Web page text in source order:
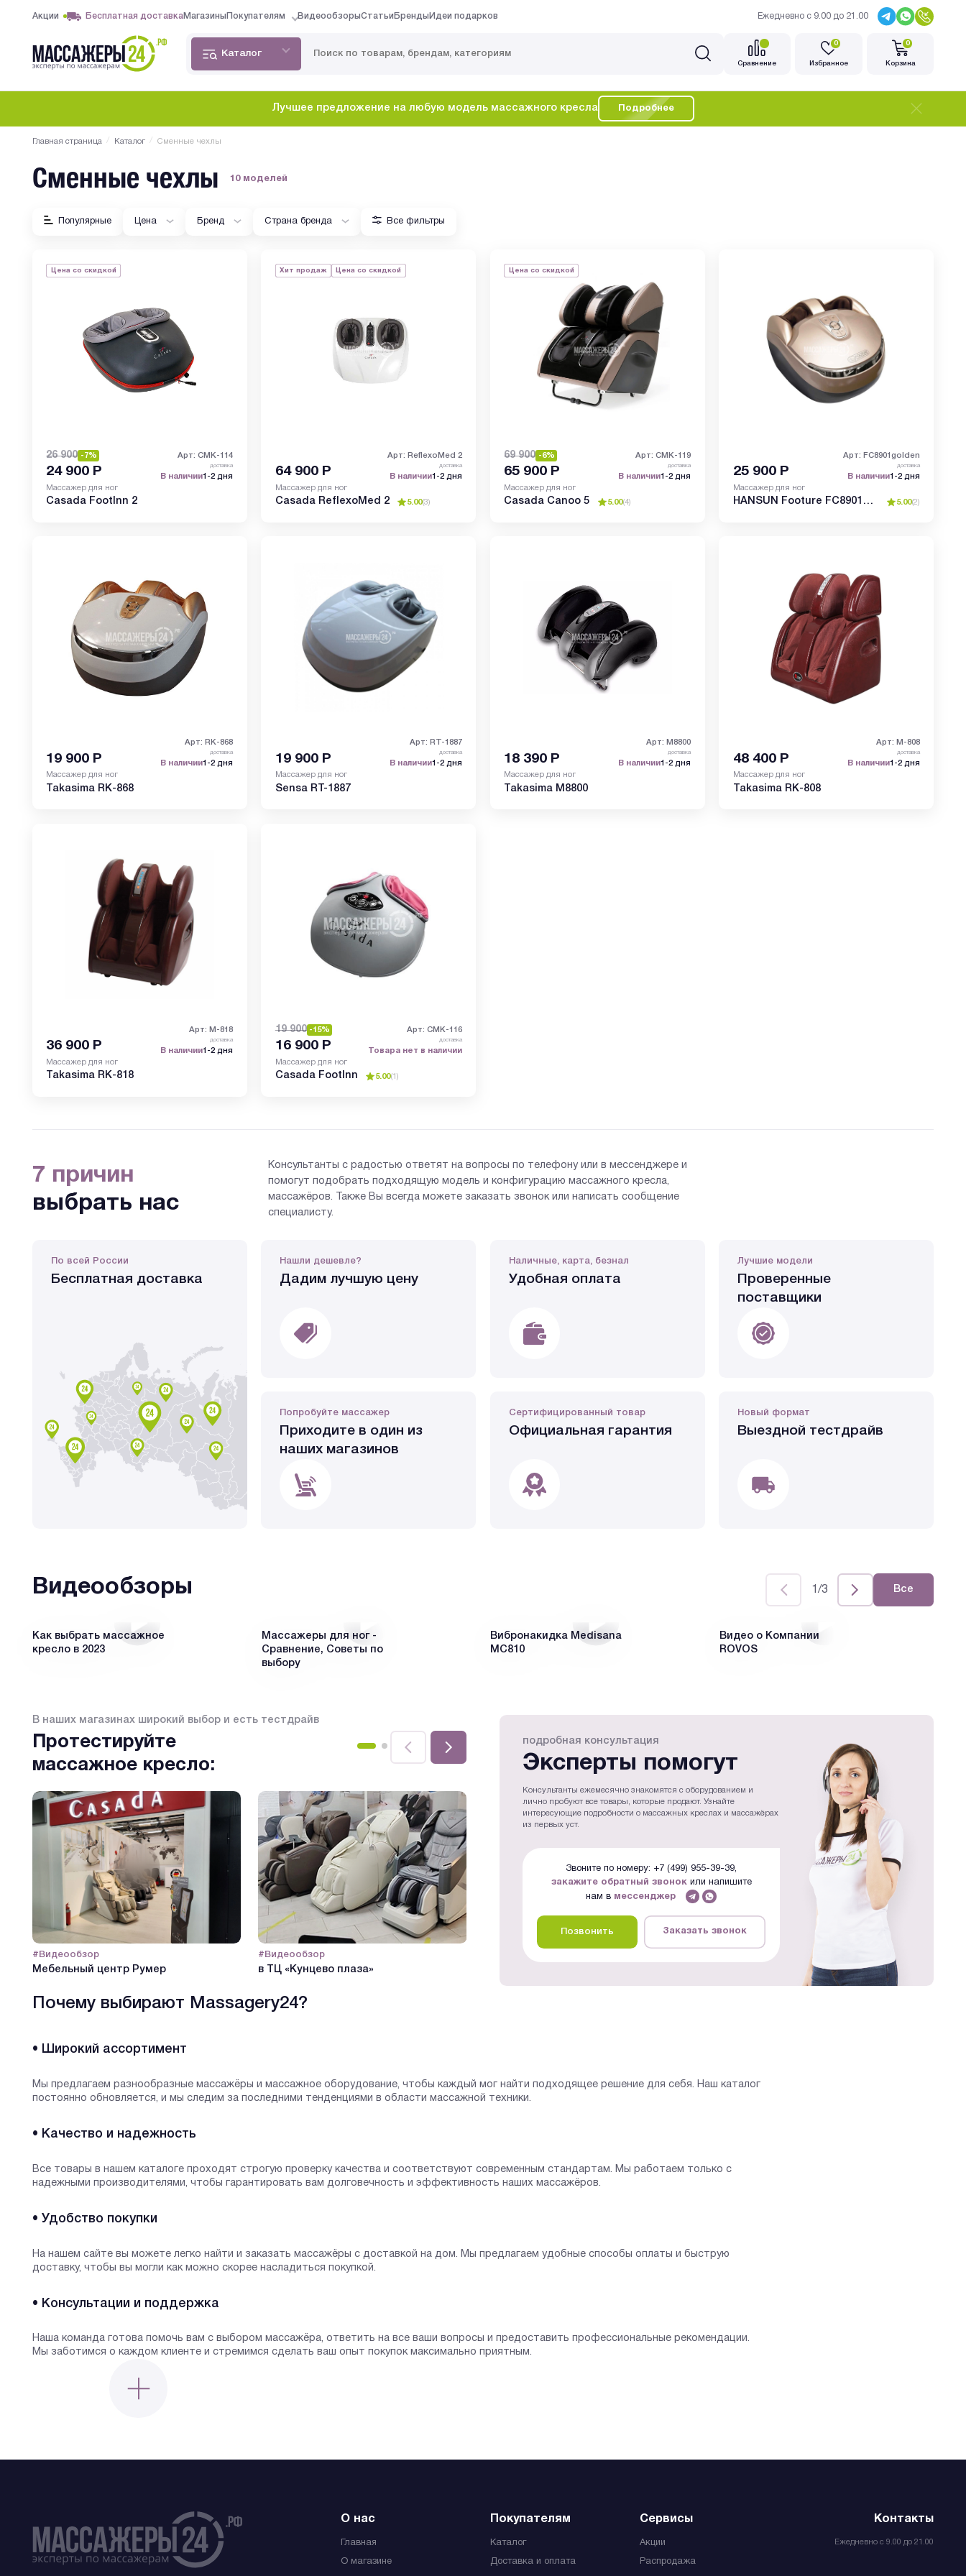
Акции Бесплатная доставкаМагазины Покупателям ВидеообзорыСтатьи Бренды Идеи подарков Ежедневно с 9.00 до 21.00
Каталог
Cравнение
0
Избранное
0
Корзина
Лучшее предложение на любую модель массажного кресла Подробнее
Главная страница / Каталог / Сменные чехлы
Сменные чехлы 10 моделей
Популярные Цена Бренд Страна бренда Все фильтры
Цена со скидкой
26 900 -7% Арт: CMK-114
24 900 Р доставка
В наличии1-2 дня
Массажер для ног
Casada FootInn 2
Хит продаж Цена со скидкой
Арт: ReflexoMed 2
64 900 Р доставка
В наличии1-2 дня
Массажер для ног
Casada ReflexoMed 2 5.00(3)
Цена со скидкой
69 900 -6% Арт: CMK-119
65 900 Р доставка
В наличии1-2 дня
Массажер для ног
Casada Canoo 5 5.00(4)
Арт: FC8901golden
25 900 Р доставка
В наличии1-2 дня
Массажер для ног
HANSUN Footure FC8901
5.00(2)
Арт: RK-868
19 900 Р доставка
В наличии1-2 дня
Массажер для ног
Takasima RK-868
Арт: RT-1887
19 900 Р доставка
В наличии1-2 дня
Массажер для ног
Sensa RT-1887
Арт: M8800
18 390 Р доставка
В наличии1-2 дня
Массажер для ног
Takasima M8800
Арт: M-808
48 400 Р доставка
В наличии1-2 дня
Массажер для ног
Takasima RK-808
Арт: M-818
36 900 Р доставка
В наличии1-2 дня
Массажер для ног
Takasima RK-818
19 900 -15% Арт: CMK-116
16 900 Р доставка
Товара нет в наличии
Массажер для ног
Casada FootInn 5.00(1)
7 причин
выбрать нас
Консультанты с радостью ответят на вопросы по телефону или в мессенджере и
помогут подобрать подходящую модель и конфигурацию массажного кресла,
массажёров. Также Вы всегда можете заказать звонок или написать сообщение
специалисту.
По всей России
Бесплатная доставка
Нашли дешевле?
Дадим лучшую цену
Наличные, карта, безнал
Удобная оплата
Лучшие модели
Проверенные
поставщики
Попробуйте массажер
Приходите в один из
наших магазинов
Сертифицированный товар
Официальная гарантия
Новый формат
Выездной тестдрайв
Видеообзоры 1/3 Все
Как выбрать массажное
кресло в 2023
Массажеры для ног -
Сравнение, Советы по
выбору
Вибронакидка Medisana
MC810
Видео о Компании
ROVOS
В наших магазинах широкий выбор и есть тестдрайв
Протестируйте
массажное кресло:
#Видеообзор
Мебельный центр Румер
#Видеообзор
в ТЦ «Кунцево плаза»
#Видеообзор
подробная консультация
Эксперты помогут
Консультанты ежемесячно знакомятся с оборудованием и
лично пробуют все товары, которые продают. Узнайте
интересующие подробности о массажных креслах и массажёрах
из первых уст.
Звоните по номеру: +7 (499) 955-39-39,
закажите обратный звонокили напишите
нам в мессенджер
Позвонить Заказать звонок
Почему выбирают Massagery24?
• Широкий ассортимент
Мы предлагаем разнообразные массажёры и массажное оборудование, чтобы каждый мог найти подходящее решение для себя. Наш каталог
постоянно обновляется, и мы следим за последними тенденциями в области массажной техники.
• Качество и надежность
Все товары в нашем каталоге проходят строгую проверку качества и соответствуют современным стандартам. Мы работаем только с
надежными производителями, чтобы гарантировать вам долговечность и эффективность наших массажёров.
• Удобство покупки
На нашем сайте вы можете легко найти и заказать массажёры с доставкой на дом. Мы предлагаем удобные способы оплаты и быструю
доставку, чтобы вы могли как можно скорее насладиться покупкой.
• Консультации и поддержка
Наша команда готова помочь вам с выбором массажёра, ответить на все ваши вопросы и предоставить профессиональные рекомендации.
Мы заботимся о каждом клиенте и стремимся сделать ваш опыт покупок максимально приятным.
О нас
Главная
О магазине
Покупателям
Каталог
Доставка и оплата
Сервисы
Акции
Распродажа
Контакты
Ежедневно с 9.00 до 21.00